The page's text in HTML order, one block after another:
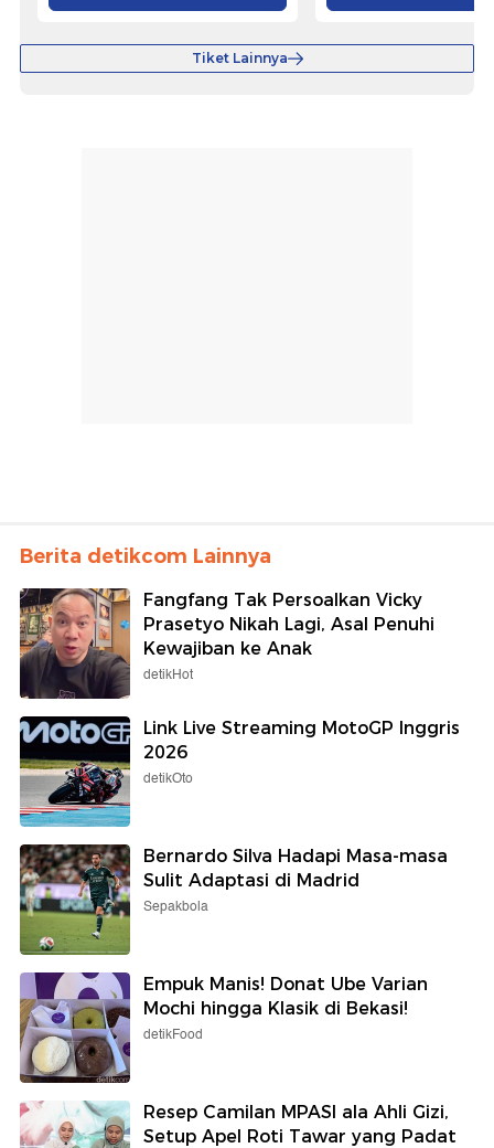
Tiket Lainnya
Berita detikcom Lainnya
Fangfang Tak Persoalkan Vicky
Prasetyo Nikah Lagi, Asal Penuhi
Kewajiban ke Anak
detikHot
Link Live Streaming MotoGP Inggris
2026
detikOto
Bernardo Silva Hadapi Masa-masa
Sulit Adaptasi di Madrid
Sepakbola
Empuk Manis! Donat Ube Varian
Mochi hingga Klasik di Bekasi!
detikFood
Resep Camilan MPASI ala Ahli Gizi,
Setup Apel Roti Tawar yang Padat